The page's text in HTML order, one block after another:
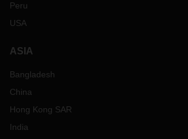
Peru
USA
ASIA
Bangladesh
China
Hong Kong SAR
India